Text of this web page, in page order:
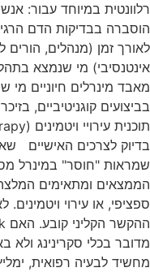
רלוונטית במיוחד עבור:
הוסברה בבדיקות הדם
לאורך זמן (מנהלים, הורים
אינטנסיבי) מי שנמצא
מאבד מינרלים חיוניים
בביצועים קוגניטיביים,
בדיוק לצרכים האישיים
שמראות "חוסר" במינרל
הממצאים ומתאימים המלצה
ספציפי, או עירוי
מדובר בכלי סקרינינג
מחשיד לבעיה רפואית,